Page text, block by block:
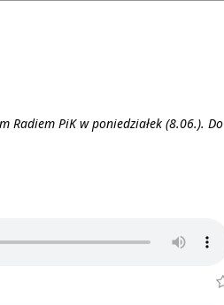
Radiem PiK w poniedziałek (8.06.). Do